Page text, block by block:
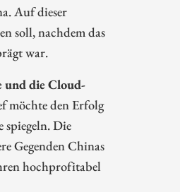
Auf dieser
soll, nachdem das
war.
und die Cloud-
möchte den Erfolg
spiegeln. Die
Gegenden Chinas
hochprofitabel